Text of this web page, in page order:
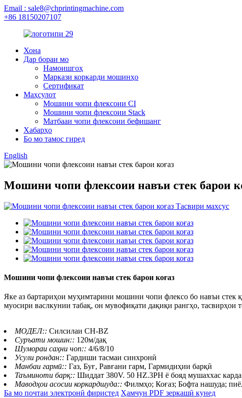
Email : sale8@chprintingmachine.com
+86 18150207107
Хона
Дар бораи мо
Намоишгоҳ
Маркази коркарди мошинҳо
Сертификат
Маҳсулот
Мошини чопи флексоии CI
Мошини чопи флексоии Stack
Матбааи чопи флексоии бефишанг
Хабарҳо
Бо мо тамос гиред
English
Мошини чопи флексоии навъи стек барои
Мошини чопи флексоии навъи стек барои коғаз
Яке аз бартариҳои муҳимтарини мошини чопи флексо бо навъи стек
муосири васлкунии табақ, он мувофиқати дақиқи рангҳо, тасвирҳои
МОДЕЛ:: Силсилаи CH-BZ
Суръати мошин:: 120м/дақ
Шумораи саҳни чоп:: 4/6/8/10
Усули рондан:: Гардиши тасмаи синхронӣ
Манбаи гармӣ:: Газ, Буғ, Равғани гарм, Гармидиҳии барқӣ
Таъминоти барқ:: Шиддат 380V. 50 HZ.3PH ё бояд мушаххас
Маводҳои асосии коркардшуда:: Филмҳо; Коғаз; Бофта нашуда;
Ба мо почтаи электронӣ фиристед Ҳамчун PDF зеркашӣ кунед